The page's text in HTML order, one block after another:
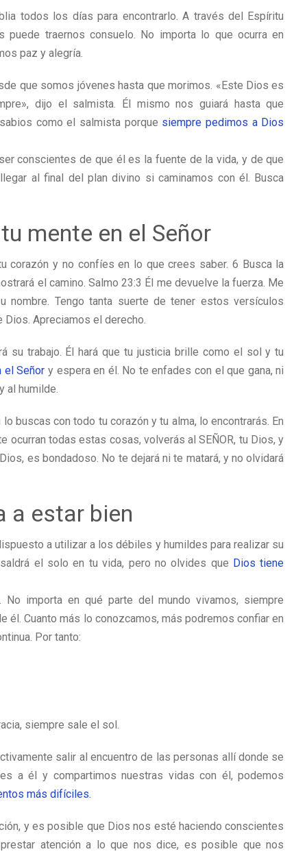
todos los días para encontrarlo. A través del Espíritu
traernos consuelo. No importa lo que ocurra en
paz y alegría.
que somos jóvenes hasta que morimos. «Este Dios es
dijo el salmista. Él mismo nos guiará hasta que
como el salmista porque siempre pedimos a Dios
conscientes de que él es la fuente de la vida, y de que
al final del plan divino si caminamos con él. Busca
mente en el Señor
corazón y no confíes en lo que crees saber. 6 Busca la
el camino. Salmo 23:3 Él me devuelve la fuerza. Me
nombre. Tengo tanta suerte de tener estos versículos
Apreciamos el derecho.
su trabajo. Él hará que tu justicia brille como el sol y tu
el Señor y espera en él. No te enfades con el que gana, ni
al humilde.
buscas con todo tu corazón y tu alma, lo encontrarás. En
todas estas cosas, volverás al SEÑOR, tu Dios, y
es bondadoso. No te dejará ni te matará, y no olvidará
a estar bien
a utilizar a los débiles y humildes para realizar su
el solo en tu vida, pero no olvides que Dios tiene
importa en qué parte del mundo vivamos, siempre
él. Cuanto más lo conozcamos, más podremos confiar en
Por tanto:
siempre sale el sol.
salir al encuentro de las personas allí donde se
a él y compartimos nuestras vidas con él, podemos
más difíciles.
y es posible que Dios nos esté haciendo conscientes
atención a lo que nos dice, es posible que nos